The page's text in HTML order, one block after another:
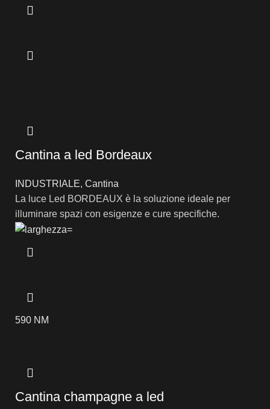
Cantina a led Bordeaux
INDUSTRIALE, Cantina
La luce Led BORDEAUX è la soluzione ideale per
illuminare spazi con esigenze e cure specifiche.
590 NM
Cantina champagne a led